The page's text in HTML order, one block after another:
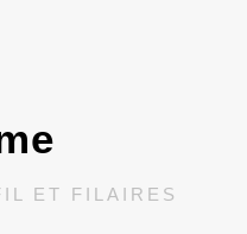
ET FILAIRES